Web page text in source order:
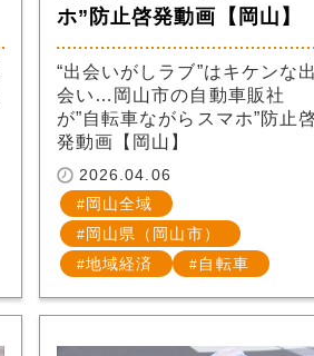
ホ”防止啓発動画【岡山】
“出会いがしラブ”はキケンな
会い…岡山市の自動車販社
が”自転車ながらスマホ”防止
発動画【岡山】
2026.04.06
岡山全域
岡山県（岡山市）
地域経済
自転車